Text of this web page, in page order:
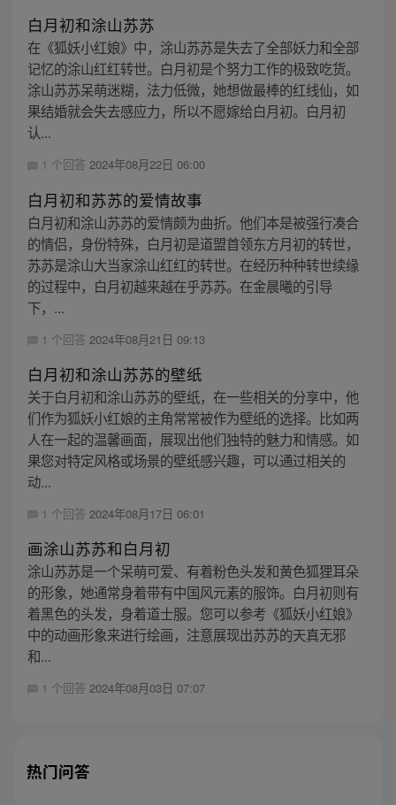
白月初和涂山苏苏
在《狐妖小红娘》中，涂山苏苏是失去了全部妖力和全部
记忆的涂山红红转世。白月初是个努力工作的极致吃货。
涂山苏苏呆萌迷糊，法力低微，她想做最棒的红线仙，如
果结婚就会失去感应力，所以不愿嫁给白月初。白月初
认...
1 个回答 2024年08月22日 06:00
白月初和苏苏的爱情故事
白月初和涂山苏苏的爱情颇为曲折。他们本是被强行凑合
的情侣，身份特殊，白月初是道盟首领东方月初的转世，
苏苏是涂山大当家涂山红红的转世。在经历种种转世续缘
的过程中，白月初越来越在乎苏苏。在金晨曦的引导
下，...
1 个回答 2024年08月21日 09:13
白月初和涂山苏苏的壁纸
关于白月初和涂山苏苏的壁纸，在一些相关的分享中，他
们作为狐妖小红娘的主角常常被作为壁纸的选择。比如两
人在一起的温馨画面，展现出他们独特的魅力和情感。如
果您对特定风格或场景的壁纸感兴趣，可以通过相关的
动...
1 个回答 2024年08月17日 06:01
画涂山苏苏和白月初
涂山苏苏是一个呆萌可爱、有着粉色头发和黄色狐狸耳朵
的形象，她通常身着带有中国风元素的服饰。白月初则有
着黑色的头发，身着道士服。您可以参考《狐妖小红娘》
中的动画形象来进行绘画，注意展现出苏苏的天真无邪
和...
1 个回答 2024年08月03日 07:07
热门问答